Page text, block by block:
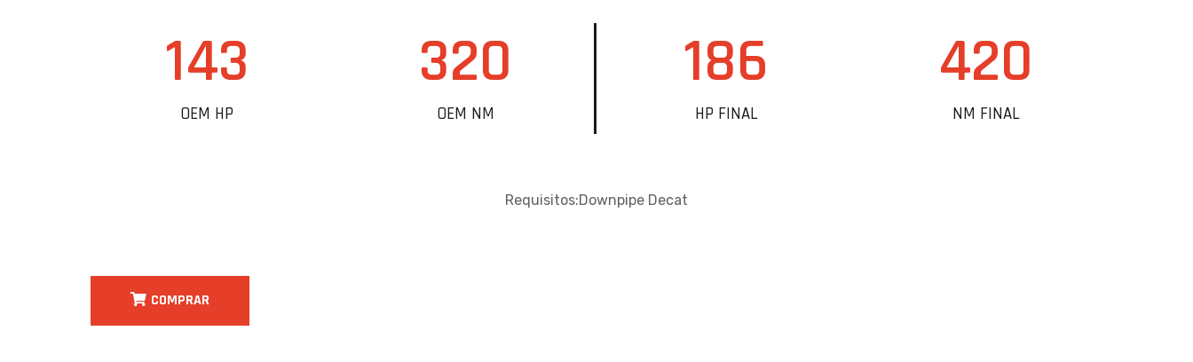
143
OEM HP
320
OEM NM
186
HP FINAL
420
NM FINAL
Requisitos:Downpipe Decat
COMPRAR